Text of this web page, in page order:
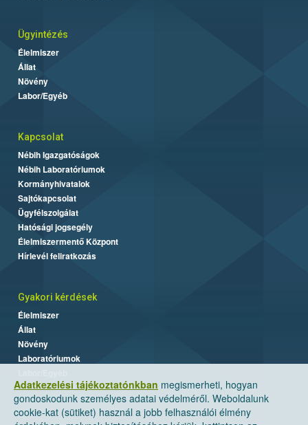
Adatkezelési tájékoztatónkban megismerheti, hogyan
gondoskodunk személyes adatai védelméről. Weboldalunk
cookie-kat (sütiket) használ a jobb felhasználói élmény
Ügyintézés
Élelmiszer
Állat
Növény
Labor/Egyéb
Kapcsolat
Nébih Igazgatóságok
Nébih Laboratóriumok
Kormányhivatalok
Sajtókapcsolat
Ügyfélszolgálat
Hatósági jogsegély
Élelmiszermentő Központ
Hírlevél feliratkozás
Gyakori kérdések
Élelmiszer
Állat
Növény
Laboratóriumok